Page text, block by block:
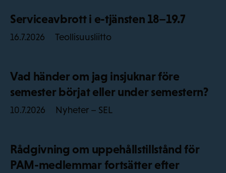
Serviceavbrott i e-tjänsten 18–19.7
16.7.2026 Teollisuusliitto
Vad händer om jag insjuknar före
semester börjat eller under semestern?
10.7.2026 Nyheter – SEL
Rådgivning om uppehållstillstånd för
PAM-medlemmar fortsätter efter